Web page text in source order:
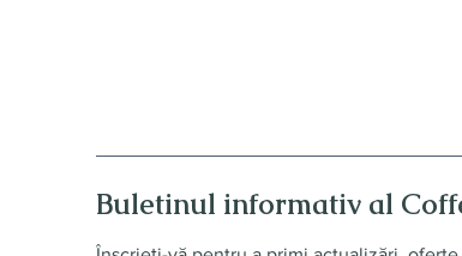
Buletinul informativ al